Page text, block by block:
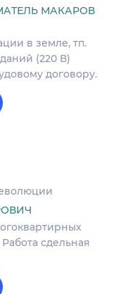
МАКАРОВ
в земле, тп.
(220 В)
договору.
сдельная